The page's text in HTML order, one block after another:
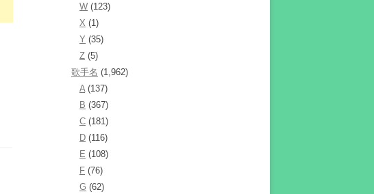
W (123)
X (1)
Y (35)
Z (5)
歌手名 (1,962)
A(137)
B (367)
C (181)
D (116)
E (108)
F (76)
G (62)